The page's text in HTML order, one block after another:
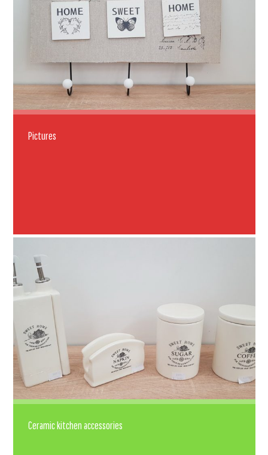
Pictures
Ceramic kitchen accessories